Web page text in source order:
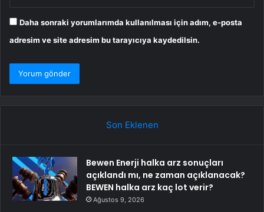
Daha sonraki yorumlarımda kullanılması için adım, e-posta
adresim ve site adresim bu tarayıcıya kaydedilsin.
Son Eklenen
Bewen Enerji halka arz sonuçları
açıklandı mı, ne zaman açıklanacak?
BEWEN halka arz kaç lot verir?
Ağustos 9, 2026